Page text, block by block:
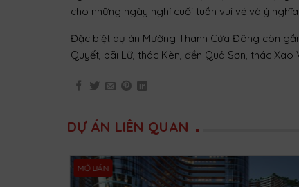
cho những ngày nghỉ cuối tuần vui vẻ và ý
Đặc biệt dự án Mường Thanh Cửa Đông còn
Quyết, bãi Lữ, thác Kèn, đền Quả Sơn, thác Xao
DỰ ÁN LIÊN QUAN
MỞ BÁN